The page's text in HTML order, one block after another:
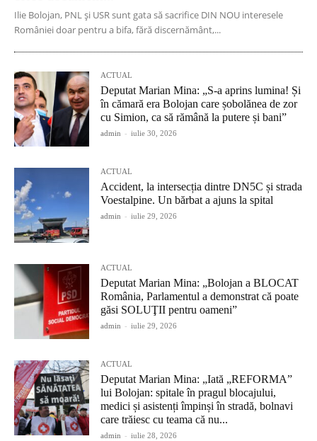
Ilie Bolojan, PNL și USR sunt gata să sacrifice DIN NOU interesele
României doar pentru a bifa, fără discernământ,...
ACTUAL
Deputat Marian Mina: „S-a aprins lumina! Și
în cămară era Bolojan care șobolănea de zor
cu Simion, ca să rămână la putere și bani”
admin - iulie 30, 2026
ACTUAL
Accident, la intersecția dintre DN5C și strada
Voestalpine. Un bărbat a ajuns la spital
admin - iulie 29, 2026
ACTUAL
Deputat Marian Mina: „Bolojan a BLOCAT
România, Parlamentul a demonstrat că poate
găsi SOLUŢII pentru oameni”
admin - iulie 29, 2026
ACTUAL
Deputat Marian Mina: „Iată „REFORMA”
lui Bolojan: spitale în pragul blocajului,
medici și asistenți împinși în stradă, bolnavi
care trăiesc cu teama că nu...
admin - iulie 28, 2026